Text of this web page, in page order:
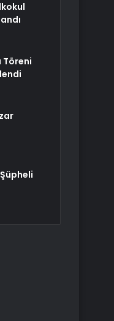
Töreni